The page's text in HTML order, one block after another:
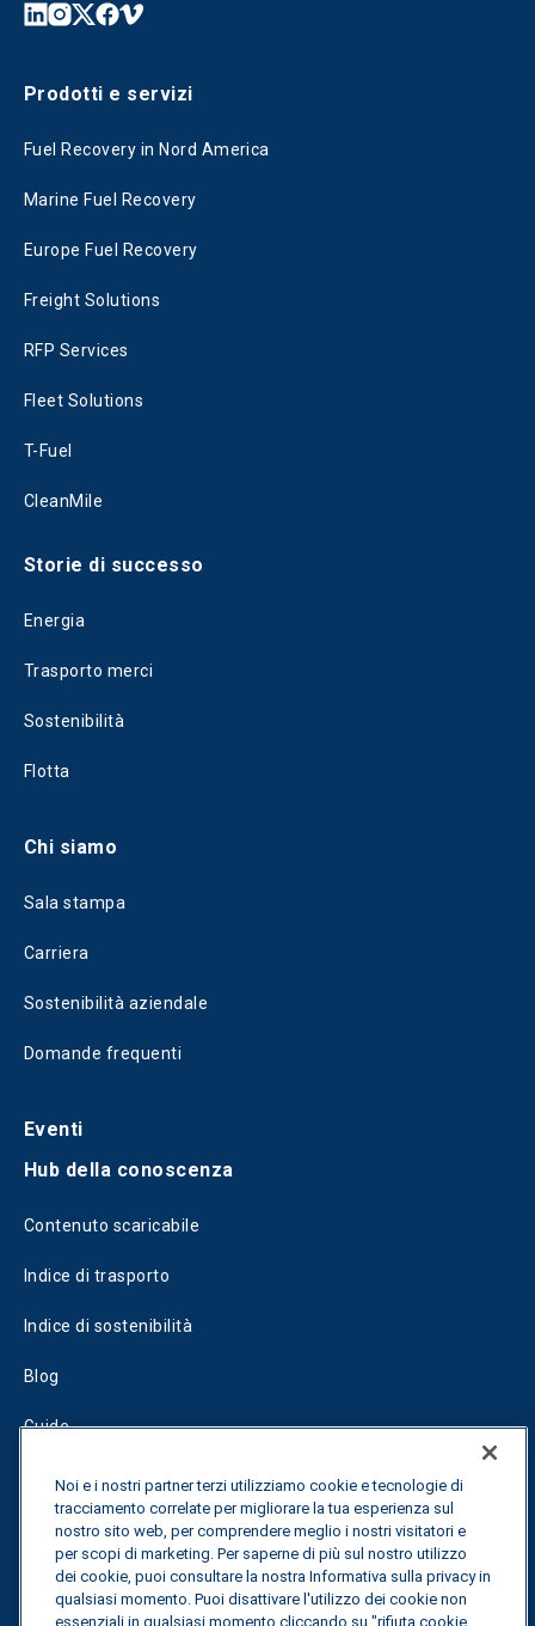
Prodotti e servizi
Fuel Recovery in Nord America
Marine Fuel Recovery
Europe Fuel Recovery
Freight Solutions
RFP Services
Fleet Solutions
T-Fuel
CleanMile
Storie di successo
Energia
Trasporto merci
Sostenibilità
Flotta
Chi siamo
Sala stampa
Carriera
Sostenibilità aziendale
Domande frequenti
Eventi
Hub della conoscenza
Contenuto scaricabile
Indice di trasporto
Indice di sostenibilità
Blog
Guide
Fuel Savings Calculator
Calcolatore di ottimizzazione dei trasporti
Tracciamento delle tariffe
Noi e i nostri partner terzi utilizziamo cookie e tecnologie di
tracciamento correlate per migliorare la tua esperienza sul
nostro sito web, per comprendere meglio i nostri visitatori e
per scopi di marketing. Per saperne di più sul nostro utilizzo
dei cookie, puoi consultare la nostra Informativa sulla privacy in
qualsiasi momento. Puoi disattivare l'utilizzo dei cookie non
essenziali in qualsiasi momento cliccando su "rifiuta cookie